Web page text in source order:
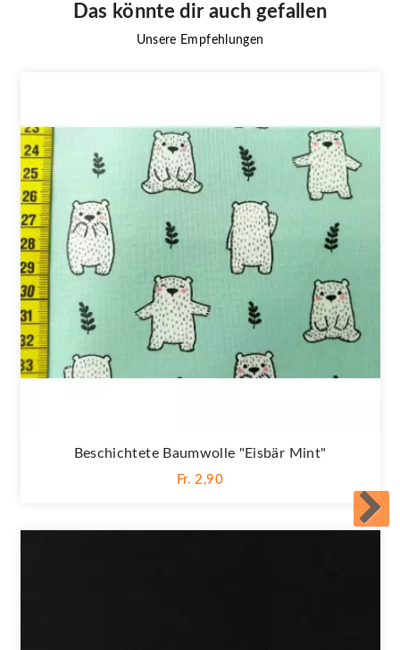
Das könnte dir auch gefallen
Unsere Empfehlungen
Beschichtete Baumwolle "Eisbär Mint"
Fr. 2,90